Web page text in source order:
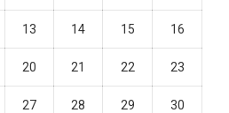
13 14 15 16
20 21 22 23
27 28 29 30